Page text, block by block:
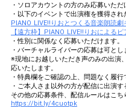
・ソロアカウントの方のみ応募いただ
・以下のイベントで出演権を獲得され
PIANO LIVE!!りおとつくる音楽朗読劇
【遠方枠】PIANO LIVE!!りおによる
・性別に関係なく応募いただけます。
・バーチャルライバーの応募は可とし
※現地にお越しいただき声のみの出演
応いたします。
・特典欄をご確認の上、問題なく履
・ご本人さま以外の方が配信に出演す
その他の応募条件、配信ルールはこち
https://bit.ly/4cuotpk